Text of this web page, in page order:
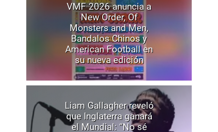
VMF 2026 anuncia a
New Order, Of
Monsters and Men,
Bandalos Chinos y
American Football en
su nueva edición
Liam Gallagher reveló
que Inglaterra ganará
el Mundial: “No sé